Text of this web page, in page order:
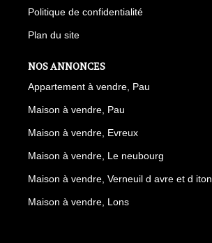
Politique de confidentialité
Plan du site
NOS ANNONCES
Appartement à vendre, Pau
Maison à vendre, Pau
Maison à vendre, Evreux
Maison à vendre, Le neubourg
Maison à vendre, Verneuil d avre et d iton
Maison à vendre, Lons